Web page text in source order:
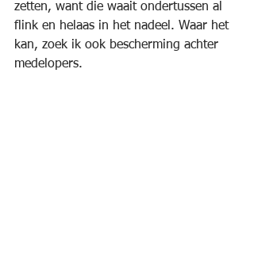
zetten, want die waait ondertussen al
flink en helaas in het nadeel. Waar het
kan, zoek ik ook bescherming achter
medelopers.